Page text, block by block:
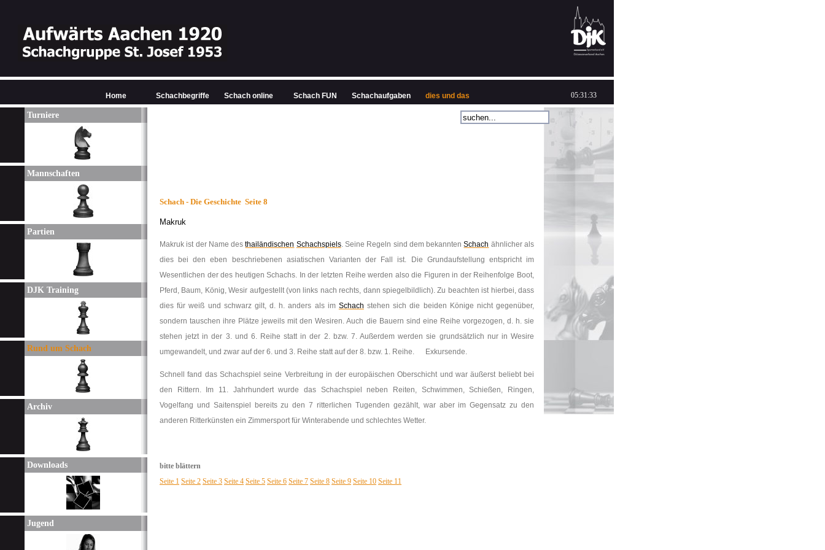
Turniere
Mannschaften
Partien
DJK Training
Rund um Schach
Archiv
Downloads
Jugend
Schach - Die Geschichte Seite 8
Makruk
Makruk ist der Name desthailändischen Schachspiels. Seine Regeln sind dem bekanntenSchach ähnlicher als
dies bei den eben beschriebenen asiatischen Varianten der Fall ist. Die Grundaufstellung entspricht im
Wesentlichen der des heutigen Schachs. In der letzten Reihe werden also die Figuren in der Reihenfolge Boot,
Pferd, Baum, König, Wesir aufgestellt (von links nach rechts, dann spiegelbildlich). Zu beachten ist hierbei, dass
dies für weiß und schwarz gilt, d. h. anders als im Schach stehen sich die beiden Könige nicht gegenüber,
sondern tauschen ihre Plätze jeweils mit den Wesiren. Auch die Bauern sind eine Reihe vorgezogen, d. h. sie
stehen jetzt in der 3. und 6. Reihe statt in der 2. bzw. 7. Außerdem werden sie grundsätzlich nur in Wesire
umgewandelt, und zwar auf der 6. und 3. Reihe statt auf der 8. bzw. 1. Reihe. Exkursende.
Schnell fand das Schachspiel seine Verbreitung in der europäischen Oberschicht und war äußerst beliebt bei
den Rittern. Im 11. Jahrhundert wurde das Schachspiel neben Reiten, Schwimmen, Schießen, Ringen,
Vogelfang und Saitenspiel bereits zu den 7 ritterlichen Tugenden gezählt, war aber im Gegensatz zu den
anderen Ritterkünsten ein Zimmersport für Winterabende und schlechtes Wetter.
bitte blättern
Seite 1 Seite 2 Seite 3 Seite 4 Seite 5 Seite 6 Seite 7 Seite 8 Seite 9 Seite 10 Seite 11
Home Schachbegriffe Schach online Schach FUN Schachaufgaben dies und das 05:31:33